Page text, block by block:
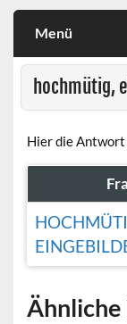
Menü
hochmütig,
Hier die Antwort
Ähnliche